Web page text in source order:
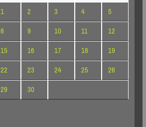
1
2 3 4
5
8 9 10 11
12
15 16 17 18
19
22 23 24 25
26
29
30